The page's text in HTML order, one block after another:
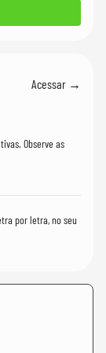
Acessar →
Observe as
por letra, no seu